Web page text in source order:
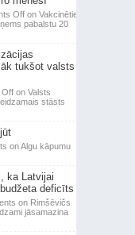
Offon Vakcinētie
pabalstu 20
tukšot valsts
Offon Valsts
stāsts
on Algu kāpumu
ka Latvijai
deficīts
on Rimšēvičs
jāsamazina